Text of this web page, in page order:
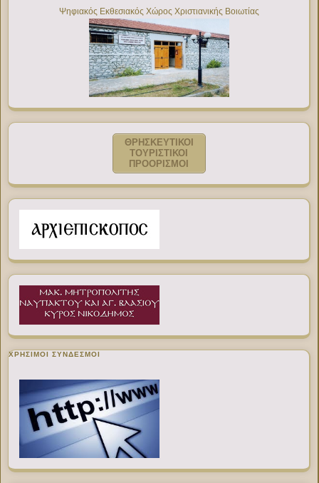
Ψηφιακός Εκθεσιακός Χώρος Χριστιανικής Βοιωτίας
ΘΡΗΣΚΕΥΤΙΚΟΙ
ΤΟΥΡΙΣΤΙΚΟΙ
ΠΡΟΟΡΙΣΜΟΙ
ΧΡΉΣΙΜΟΙ ΣΎΝΔΕΣΜΟΙ